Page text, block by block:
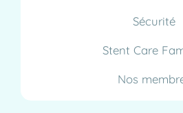
Sécurité
Stent Care
Nos